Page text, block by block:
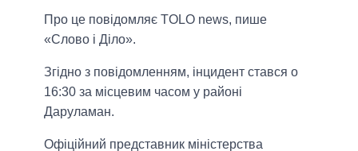
Про це повідомляє TOLO news, пише
«Слово і Діло».
Згідно з повідомленням, інцидент стався о
16:30 за місцевим часом у районі
Даруламан.
Офіційний представник міністерства